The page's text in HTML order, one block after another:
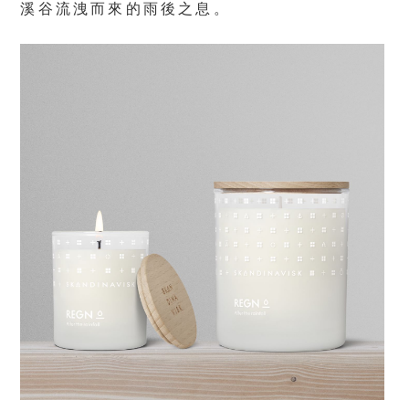
溪谷流洩而來的雨後之息。